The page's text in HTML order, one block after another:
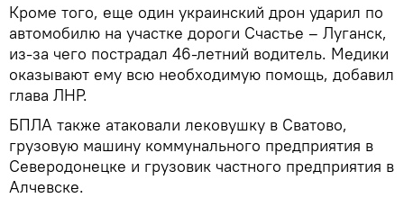
Кроме того, еще один украинский дрон ударил по
автомобилю на участке дороги Счастье – Луганск,
из-за чего пострадал 46-летний водитель. Медики
оказывают ему всю необходимую помощь, добавил
глава ЛНР.
БПЛА также атаковали лековушку в Сватово,
грузовую машину коммунального предприятия в
Северодонецке и грузовик частного предприятия в
Алчевске.